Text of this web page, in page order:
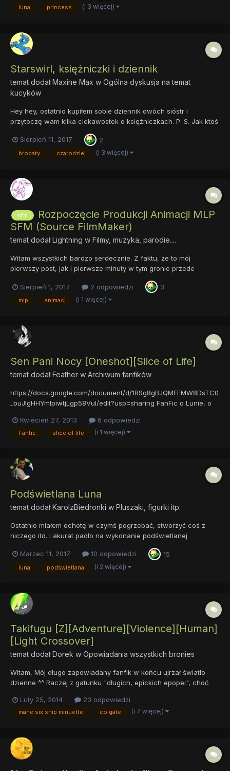
luna princess (i 3 więcej)
Starswirl, księżniczki i dziennik
temat dodałMaxine Max w Ogólna dyskusja na temat
kucyków
Hey hey, ostatnio kupiłem sobie dziennik dwóch sióstr i
przytoczę wam kilka ciekawostek o księżniczkach. P. S. Jak ktoś
mocy. 2. Luna nazywała Celestię Celie. 3. Luna miała przyjaciela
mantykorę Melwina, i potrafił...
Sierpień 11, 2017 2
brodaty czarodziej (i 3 więcej)
sfm
Rozpoczęcie Produkcji Animacji MLP
SFM (Source FilmMaker)
temat dodałLightning w Filmy, muzyka, parodie....
Witam wszystkich bardzo serdecznie. Z faktu, że to mój
pierwszy post, jak i pierwsze minuty w tym gronie przede
zwracam się z pytaniem do was. Wiem, że nie jedna osoba tutaj
umie animować i to w zaawansowanym trybie. Jednak mam
Sierpień 1, 2017 2 odpowiedzi 3
mlp animacj (i 1 więcej)
Sen Pani Nocy [Oneshot][Slice of Life]
temat dodałFeather w Archiwum fanfików
https://docs.google.com/document/d/1RSg8gBJQMEEMW8DsTC0
_buJlgHHYmlpiwtjLgp58VuI/edit?usp=sharing FanFic o Lunie, o
prostu to wyjaśniający, mojego autorstwa. Króciutki, na 5 stron,
ale nie lubię czasem się mocno rozpisywać... z dedykacją...
Kwiecień 27, 2013 6 odpowiedzi
Fanfic slice of life (i 1 więcej)
Podświetlana Luna
temat dodałKarolzBiedronki w Pluszaki, figurki itp.
Ostatnio miałem ochotę w czymś pogrzebać, stworzyć coś z
niczego itd. i akurat padło na wykonanie podświetlanej
było się pochwalić efektem końcowym Sama Lunę
wygrawerowaną w plexi zamówiłem u znajomego kilka lat temu -
Marzec 11, 2017 10 odpowiedzi 15
luna podświetlana (i 2 więcej)
Takifugu [Z][Adventure][Violence][Human]
[Light Crossover]
temat dodałDorek w Opowiadania wszystkich bronies
Witam, Mój długo zapowiadany fanfik w końcu ujrzał światło
dzienne ^^ Raczej z gatunku "długich, epickich epopei", choć
W fiku pojawia się wiele postaci (zarówno z serialu jak i
OCków). Wiele z nich umiera... Tak ku przestrodze. Od c...
Luty 25, 2014 23 odpowiedzi
mane six ship minuette colgate (i 7 więcej)